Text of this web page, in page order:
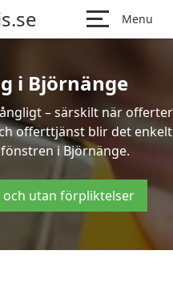
Menu
i Björnänge
– särskilt när offerter
offerttjänst blir det enkelt
i Björnänge.
och utan förpliktelser